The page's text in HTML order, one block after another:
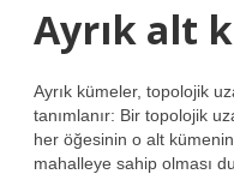
Ayrık alt
Ayrık kümeler, topolojik
tanımlanır: Bir topolojik
her öğesinin o alt
mahalleye sahip olması